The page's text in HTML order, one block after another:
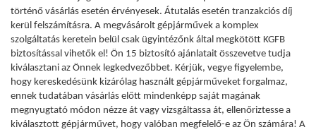
történő vásárlás esetén érvényesek. Átutalás esetén tranzakciós díj
kerül felszámításra. A megvásárolt gépjárművek a komplex
szolgáltatás keretein belül csak ügyintézőnk által megkötött KGFB
biztosítással vihetők el! Ön 15 biztosító ajánlatait összevetve tudja
kiválasztani az Önnek legkedvezőbbet. Kérjük, vegye figyelembe,
hogy kereskedésünk kizárólag használt gépjárműveket forgalmaz,
ennek tudatában vásárlás előtt mindenképp saját magának
megnyugtató módon nézze át vagy vizsgáltassa át, ellenőriztesse a
kiválasztott gépjárművet, hogy valóban megfelelő-e az Ön számára! A